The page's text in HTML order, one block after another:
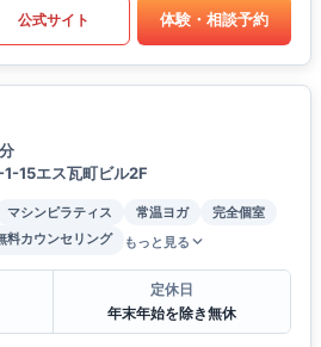
公式サイト 体験・相談予約
15エス瓦町ビル2F
マシンピラティス 常温ヨガ
完全個室
料カウンセリング もっと見る
定休日
年末年始を除き無休